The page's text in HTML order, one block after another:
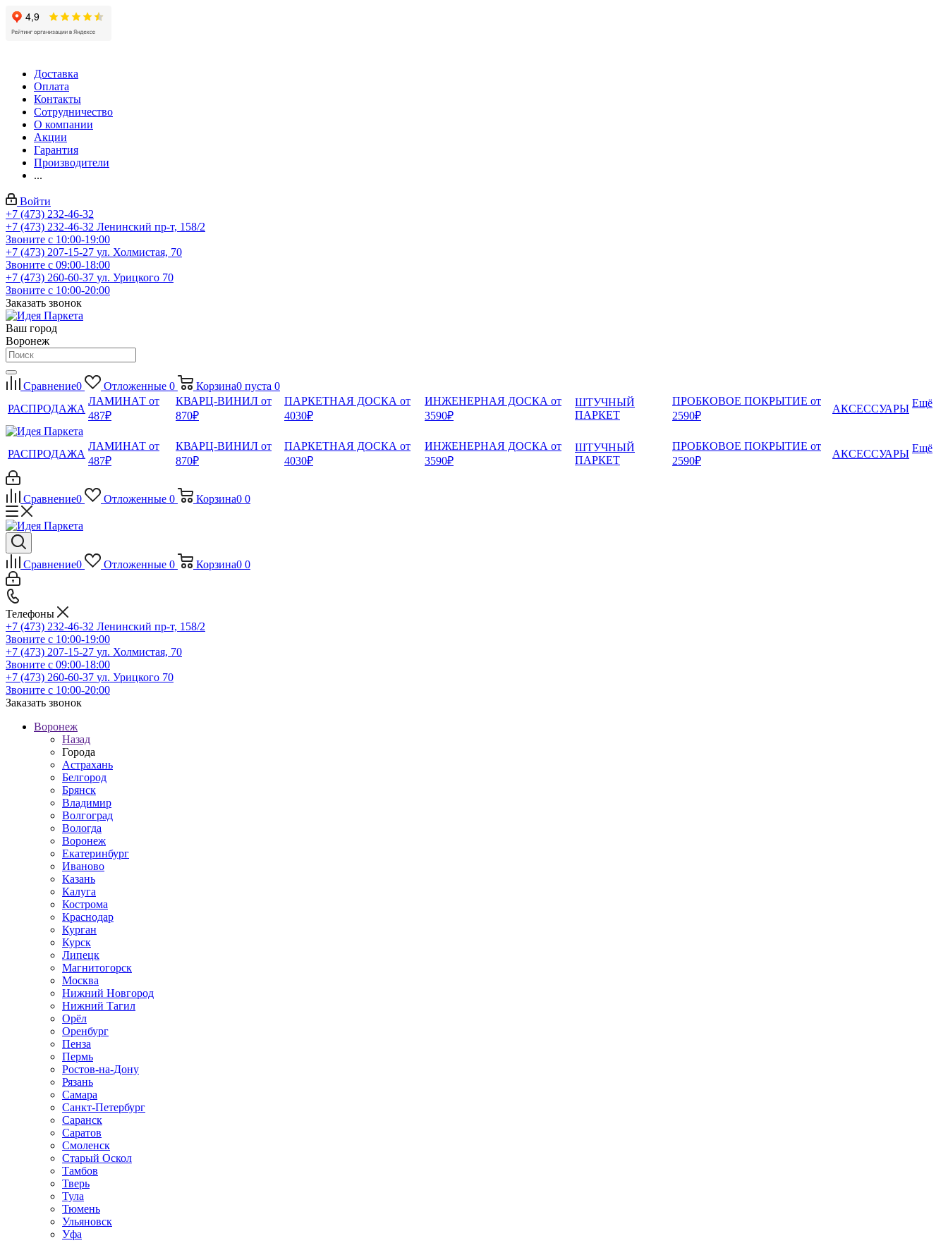
Доставка
Оплата
Контакты
Сотрудничество
О компании
Акции
Гарантия
Производители
...
Войти
+7 (473) 232-46-32
+7 (473) 232-46-32 Ленинский пр-т, 158/2
Звоните с 10:00-19:00
+7 (473) 207-15-27 ул. Холмистая, 70
Звоните с 09:00-18:00
+7 (473) 260-60-37 ул. Урицкого 70
Звоните с 10:00-20:00
Заказать звонок
Ваш город
Воронеж
Сравнение0 Отложенные 0 Корзина0 пуста 0
РАСПРОДАЖА
ЛАМИНАТ от
487₽
КВАРЦ-ВИНИЛ от
870₽
ПАРКЕТНАЯ ДОСКА от
4030₽
ИНЖЕНЕРНАЯ ДОСКА от
3590₽
ШТУЧНЫЙ
ПАРКЕТ
ПРОБКОВОЕ ПОКРЫТИЕ от
2590₽
АКСЕССУАРЫ Ещё
РАСПРОДАЖА
ЛАМИНАТ от
487₽
КВАРЦ-ВИНИЛ от
870₽
ПАРКЕТНАЯ ДОСКА от
4030₽
ИНЖЕНЕРНАЯ ДОСКА от
3590₽
ШТУЧНЫЙ
ПАРКЕТ
ПРОБКОВОЕ ПОКРЫТИЕ от
2590₽
АКСЕССУАРЫ Ещё
Сравнение0 Отложенные 0 Корзина0 0
Сравнение0 Отложенные 0 Корзина0 0
Телефоны
+7 (473) 232-46-32 Ленинский пр-т, 158/2
Звоните с 10:00-19:00
+7 (473) 207-15-27 ул. Холмистая, 70
Звоните с 09:00-18:00
+7 (473) 260-60-37 ул. Урицкого 70
Звоните с 10:00-20:00
Заказать звонок
Воронеж
Назад
Города
Астрахань
Белгород
Брянск
Владимир
Волгоград
Вологда
Воронеж
Екатеринбург
Иваново
Казань
Калуга
Кострома
Краснодар
Курган
Курск
Липецк
Магнитогорск
Москва
Нижний Новгород
Нижний Тагил
Орёл
Оренбург
Пенза
Пермь
Ростов‑на‑Дону
Рязань
Самара
Санкт‑Петербург
Саранск
Саратов
Смоленск
Старый Оскол
Тамбов
Тверь
Тула
Тюмень
Ульяновск
Уфа